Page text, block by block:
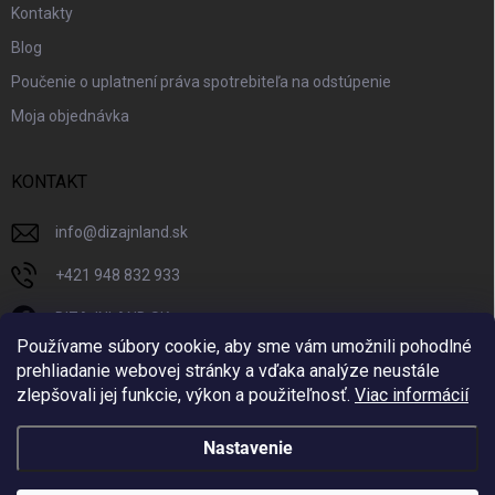
Používame súbory cookie, aby sme vám umožnili pohodlné
prehliadanie webovej stránky a vďaka analýze neustále
zlepšovali jej funkcie, výkon a použiteľnosť. Viac informácií
Nastavenie
Kontakty
Blog
Poučenie o uplatnení práva spotrebiteľa na odstúpenie
Moja objednávka
KONTAKT
info@dizajnland.sk
+421 948 832 933
DIZAJNLAND SK
dizajnland.sk/
@dizajnland